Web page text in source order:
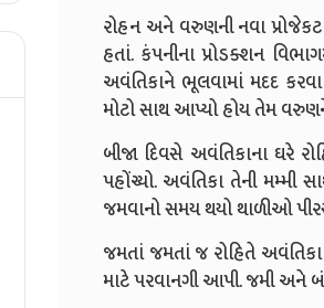
રોહન અને વરુણની નવા
હતાં. કંપનીના પ્રોડક્શન
અવંતિકાને ભૂલવામાં મદદ
મોટો સાથ આપ્યો હોય તેમ
બીજા દિવસે અવંતિકાના ઘરે
પહોંચ્યો. અવંતિકા તેની મમ્મી
જમવાનો સમય થયો થાળીઓ
જમતાં જમતાં જ રોહિતે
માટે પરવાનગી આપી. જમી અને